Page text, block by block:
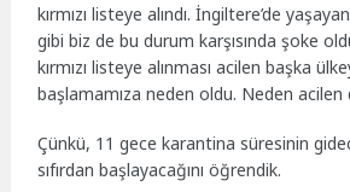
kırmızı listeye alındı. İngiltere’de
gibi biz de bu durum karşısında şoke
kırmızı listeye alınması acilen başka
başlamamıza neden oldu. Neden acilen
Çünkü, 11 gece karantina süresinin
sıfırdan başlayacağını öğrendik.